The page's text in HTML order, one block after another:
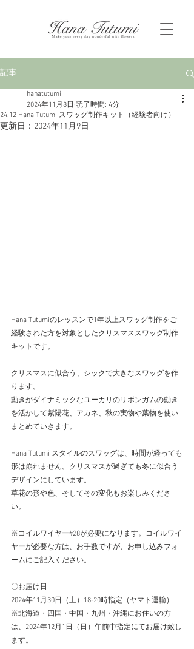
記事
24.12 Hana Tutumi スワッグ制作キット（経験者向け）
hanatutumi
2024年11月8日 読了時間: 4分
更新日： 2024年11月9日
Hana Tutumiのレッスンで1年以上スワッグ制作をご
経験された方を対象としたクリスマススワッグ制作
キットです。
クリスマスに似合う、シックで大きなスワッグを作
ります。
動きがダイナミックなユーカリのリボンガムの動き
を活かして紫陽花、アカネ、秋の実物や葉物を使い
まとめていきます。
Hana Tutumi スタイルのスワッグは、時間が経っても
形は崩れません。クリスマスが過ぎても冬に似合う
デザインにしています。
草花の形や色、そしてその変化もお楽しみくださ
い。
※コイルワイヤー#28が必要になります。コイルワイ
ヤーが必要な方は、お手数ですが、お申し込みフォ
ームにご記入ください。
〇お届け日
2024年11月30日（土）18-20時指定（ヤマト運輸）
※北海道・四国・中国・九州・沖縄にお住いの方
は、2024年12月1日（日）午前中指定にてお届け致し
ます。